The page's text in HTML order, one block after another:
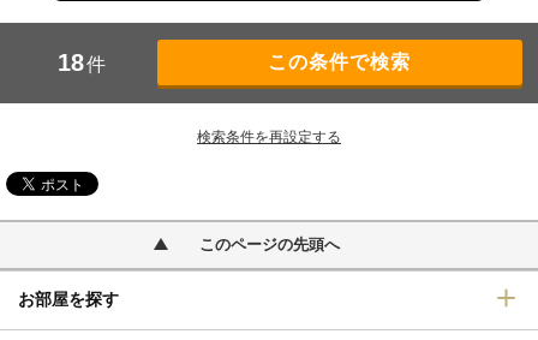
18件
検索条件を再設定する
このページの先頭へ
お部屋を探す